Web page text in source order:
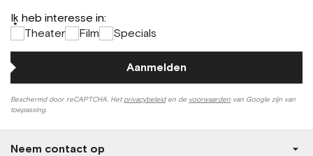
Ik heb interesse in:
*
Theater Film Specials
Aanmelden
Beschermd door reCAPTCHA. Het privacybeleiden de voorwaarden van Google zijn van
toepassing.
Neem contact op